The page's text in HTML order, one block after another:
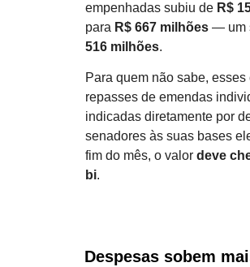
empenhadas subiu de R$
para R$ 667 milhões — um
516 milhões.
Para quem não sabe,
repasses de emendas
indicadas diretamente por
senadores às suas bases
fim do mês, o valor deve
bi.
Despesas sobem